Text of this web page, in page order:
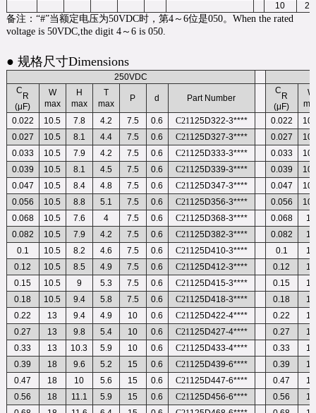
10
26
备注：“#”当额定电压为50VDC时，第4～6位是050。When the rated
voltage is 50VDC,the digit 4～6 is 050.
● 规格尺寸Dimensions
250VDC
C
R
(μF)
W
max
H
max
T
max
P d Part Number
C
R
(μF)
W
0.022
10.5 7.8 4.2 7.5 0.6 C21125D322-3**** 0.022
0.027
10.5 8.1 4.4 7.5 0.6 C21125D327-3**** 0.027
0.033
10.5 7.9 4.2 7.5 0.6 C21125D333-3**** 0.033
0.039
10.5 8.1 4.5 7.5 0.6 C21125D339-3**** 0.039
0.047
10.5 8.4 4.8 7.5 0.6 C21125D347-3**** 0.047
0.056
10.5 8.8 5.1 7.5 0.6 C21125D356-3**** 0.056
0.068
10.5 7.6 4 7.5 0.6 C21125D368-3**** 0.068
13
0.082
10.5 7.9 4.2 7.5 0.6 C21125D382-3**** 0.082
13
0.1
10.5 8.2 4.6 7.5 0.6 C21125D410-3**** 0.1
13
0.12
10.5 8.5 4.9 7.5 0.6 C21125D412-3**** 0.12
13
0.15
10.5 9 5.3 7.5 0.6 C21125D415-3**** 0.15
18
0.18
10.5 9.4 5.8 7.5 0.6 C21125D418-3**** 0.18
18
0.22
13 9.4 4.9 10 0.6 C21125D422-4**** 0.22
18
0.27
13 9.8 5.4 10 0.6 C21125D427-4**** 0.27
18
0.33
13 10.3 5.9 10 0.6 C21125D433-4**** 0.33
18
0.39
18 9.6 5.2 15 0.6 C21125D439-6**** 0.39
18
0.47
18 10 5.6 15 0.6 C21125D447-6**** 0.47
18
0.56
18 11.1 5.9 15 0.6 C21125D456-6**** 0.56
18